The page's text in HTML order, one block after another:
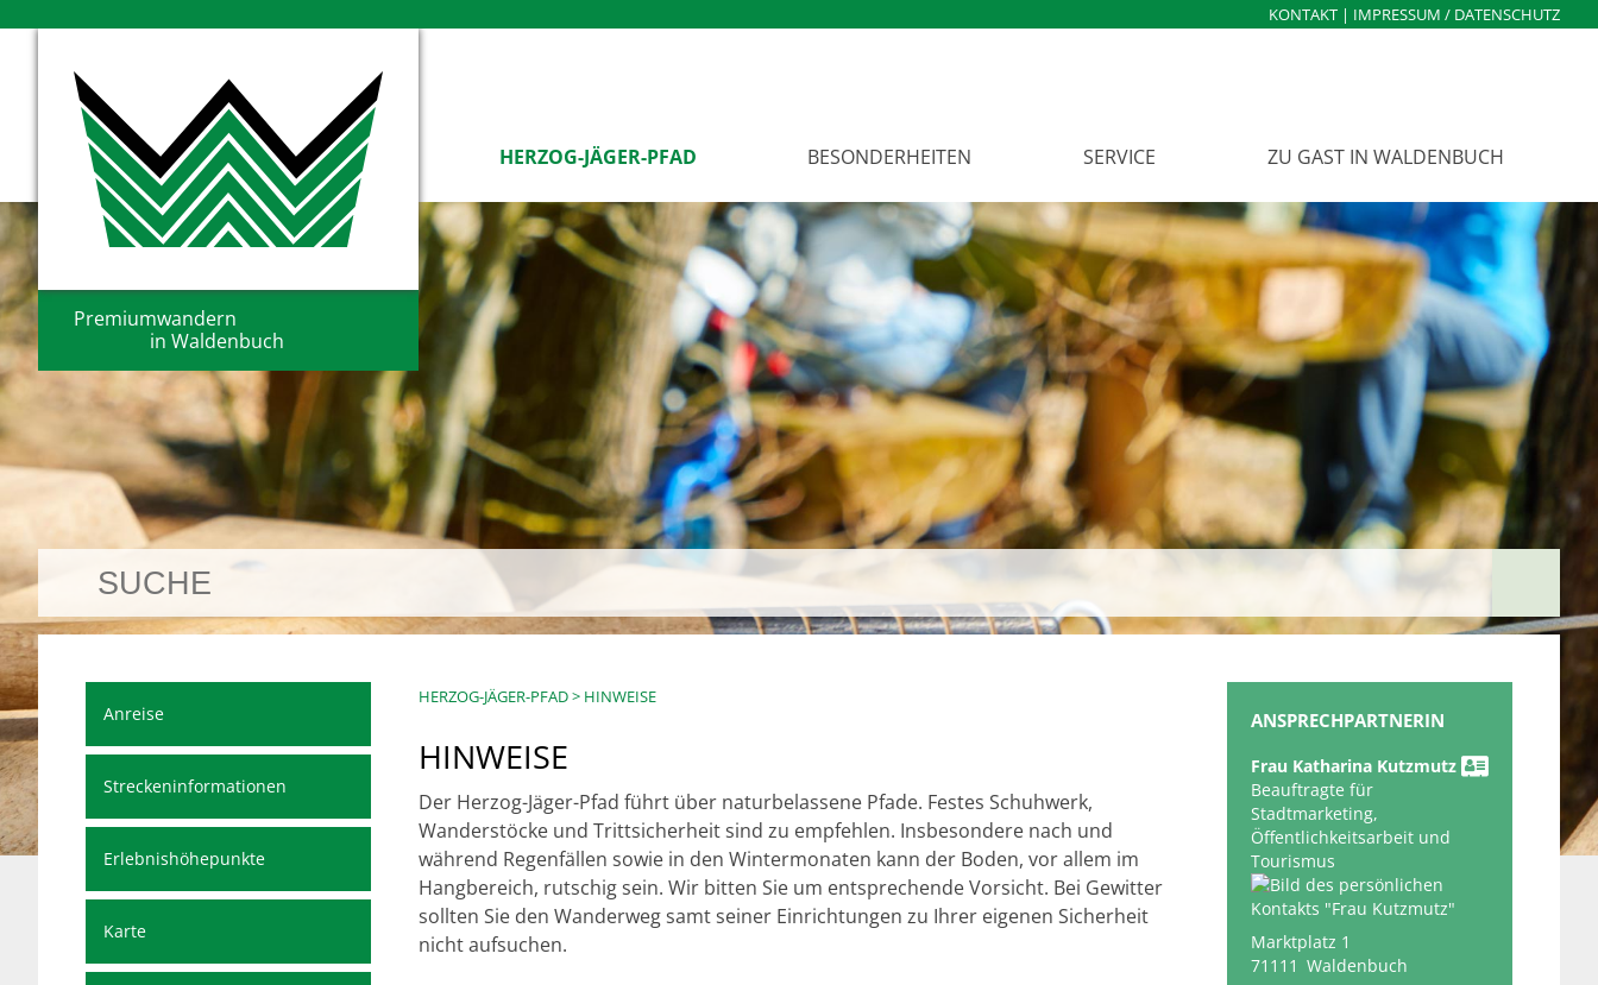
KONTAKT | IMPRESSUM / DATENSCHUTZ
Premiumwandern
in Waldenbuch
HERZOG-JÄGER-PFAD BESONDERHEITEN SERVICE ZU GAST IN WALDENBUCH
Anreise
Streckeninformationen
Erlebnishöhepunkte
Karte
HERZOG-JÄGER-PFAD> HINWEISE
HINWEISE
Der Herzog-Jäger-Pfad führt über naturbelassene Pfade. Festes Schuhwerk,
Wanderstöcke und Trittsicherheit sind zu empfehlen. Insbesondere nach und
während Regenfällen sowie in den Wintermonaten kann der Boden, vor allem im
Hangbereich, rutschig sein. Wir bitten Sie um entsprechende Vorsicht. Bei Gewitter
sollten Sie den Wanderweg samt seiner Einrichtungen zu Ihrer eigenen Sicherheit
nicht aufsuchen.
ANSPRECHPARTNERIN
Frau Katharina Kutzmutz
Beauftragte für
Stadtmarketing,
Öffentlichkeitsarbeit und
Tourismus
Marktplatz 1
71111 Waldenbuch